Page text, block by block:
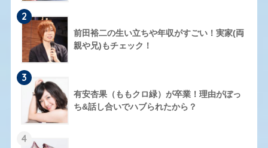
2
前田裕二の生い立ちや年収がすごい！実家(両
親や兄)もチェック！
3
有安杏果（ももクロ緑）が卒業！理由がぼっ
ち&話し合いでハブられたから？
4